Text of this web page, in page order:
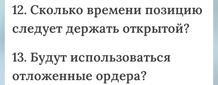
12. Сколько времени позицию
следует держать открытой?
13. Будут использоваться
отложенные ордера?